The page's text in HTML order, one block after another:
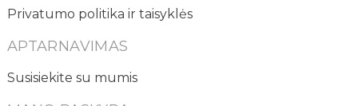
Privatumo politika ir taisyklės
APTARNAVIMAS
Susisiekite su mumis